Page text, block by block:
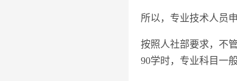
所以，专业技术人员
按照人社部要求，不
90学时，专业科目一